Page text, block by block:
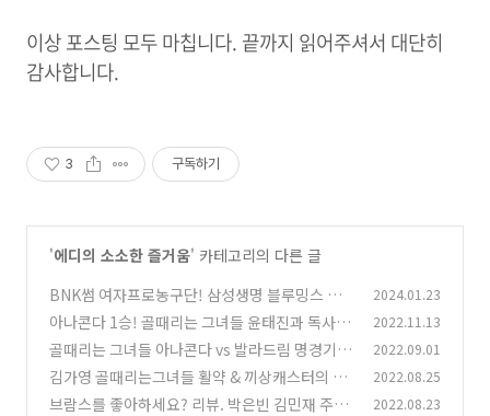
이상 포스팅 모두 마칩니다. 끝까지 읽어주셔서 대단히
감사합니다.
3 구독하기
'에디의 소소한 즐거움' 카테고리의 다른 글
BNK썸 여자프로농구단! 삼성생명 블루밍스 용
인실내체육관 경기 직관
(0)
2024.01.23
아나콘다 1승! 골때리는 그녀들 윤태진과 독사들
이 13개월 만에 해내다
(8)
2022.11.13
골때리는 그녀들 아나콘다 vs 발라드림 명경기.
노윤주와 경서가 경기 지배
(0)
2022.09.01
김가영 골때리는그녀들 활약 & 끼상캐스터의 행
보와 프로필, 화보
(0)
2022.08.25
브람스를 좋아하세요? 리뷰. 박은빈 김민재 주연,
2022.08.23